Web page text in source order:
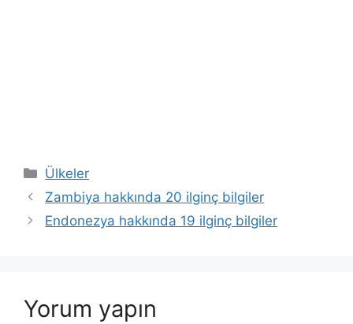
Kategoriler
Ülkeler
Zambiya hakkında 20 ilginç bilgiler
Endonezya hakkında 19 ilginç bilgiler
Yorum yapın